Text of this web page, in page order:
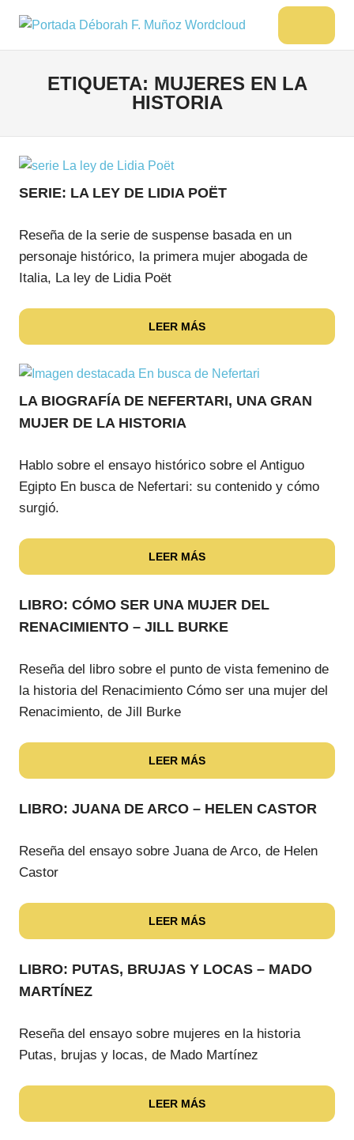
contenido
DÉBORAH
MUÑOZ
Libros,
cultura,ETIQUETA: MUJERES EN LA
HISTORIA
SERIE: LA LEY DE LIDIA POËT
Reseña de la serie de suspense basada en un
personaje histórico, la primera mujer abogada de
Italia, La ley de Lidia Poët
LEER MÁS
LA BIOGRAFÍA DE NEFERTARI, UNA GRAN
MUJER DE LA HISTORIA
Hablo sobre el ensayo histórico sobre el Antiguo
Egipto En busca de Nefertari: su contenido y cómo
surgió.
LEER MÁS
LIBRO: CÓMO SER UNA MUJER DEL
RENACIMIENTO – JILL BURKE
Reseña del libro sobre el punto de vista femenino de
la historia del Renacimiento Cómo ser una mujer del
Renacimiento, de Jill Burke
LEER MÁS
LIBRO: JUANA DE ARCO – HELEN CASTOR
Reseña del ensayo sobre Juana de Arco, de Helen
Castor
LEER MÁS
LIBRO: PUTAS, BRUJAS Y LOCAS – MADO
MARTÍNEZ
Reseña del ensayo sobre mujeres en la historia
Putas, brujas y locas, de Mado Martínez
LEER MÁS